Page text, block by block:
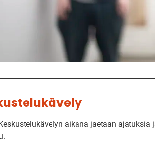
aikana jaetaan ajatuksia